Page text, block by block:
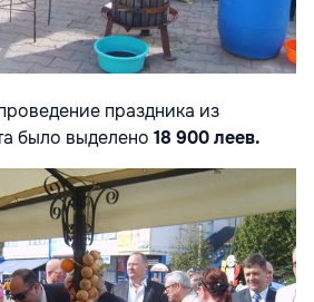
праздника из
было выделено 18900 леев.